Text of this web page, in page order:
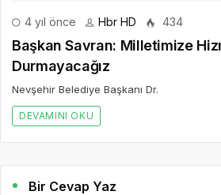
4 yıl önce Hbr HD 434
Başkan Savran: Milletimize
Durmayacağız
Nevşehir Belediye Başkanı Dr.
DEVAMINI OKU
Bir Cevap Yaz